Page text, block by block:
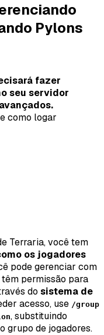
Pylons
fazer
seu servidor
como logar
Terraria, você tem
os jogadores
pode gerenciar com
permissão para
do sistema de
acesso, use /group
, substituindo
grupo de jogadores.